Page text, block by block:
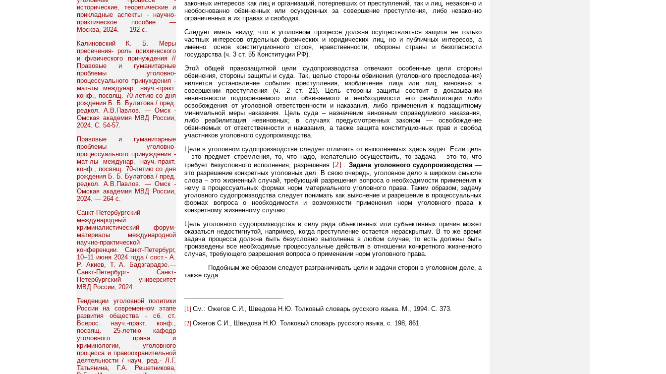
исторические, теоретические и
прикладные аспекты - научно-
практическое пособие —
Москва, 2024. — 192 с.
Калиновский К. Б. Меры
пресечения- роль психического
и физического принуждения //
Правовые и гуманитарные
проблемы уголовно-
процессуального принуждения -
мат-лы междунар. науч.-практ.
конф., посвящ. 70-летию со дня
рождения Б. Б. Булатова / пред.
редкол. А.В.Павлов. — Омск -
Омская академия МВД России,
2024. С. 54-57.
Правовые и гуманитарные
проблемы уголовно-
процессуального принуждения -
мат-лы междунар. науч.-практ.
конф., посвящ. 70-летию со дня
рождения Б. Б. Булатова / пред.
редкол. А.В.Павлов. — Омск -
Омская академия МВД России,
2024. — 264 с.
Санкт-Петербургский
международный
криминалистический форум-
материалы международной
научно-практической
конференции. Санкт-Петербург,
10–11 июня 2024 года / сост.- А.
Р. Акиев, Т. А. Бадзгарадзе.—
Санкт-Петербург- Санкт-
Петербургский университет
МВД России, 2024.
Тенденции уголовной политики
России на современном этапе
развития общества - сб. ст.
Всерос. науч.-практ. конф.,
посвящ. 25-летию кафедр
уголовного права и
криминологии, уголовного
процесса и правоохранительной
деятельности / науч. ред.- Л.Г.
Татьянина, Г.А. Решетникова,
законных интересов как лиц и организаций, потерпевших от преступлений, так и лиц, незаконно и
необоснованно обвиненных или осужденных за совершение преступления, либо незаконно
ограниченных в их правах и свободах.
Следует иметь ввиду, что в уголовном процессе должна осуществляться защита не только
частных интересов отдельных физических и юридических лиц, но и публичных интересов, а
именно: основ конституционного строя, нравственности, обороны страны и безопасности
государства (ч. 3 ст. 55 Конституции РФ).
Этой общей правозащитной цели судопроизводства отвечают особенные цели стороны
обвинения, стороны защиты и суда. Так, целью стороны обвинения (уголовного преследования)
является установление события преступления, изобличение лица или лиц, виновных в
совершении преступления (ч. 2 ст. 21). Цель стороны защиты состоит в доказывании
невиновности подозреваемого или обвиняемого и необходимости его реабилитации либо
освобождения от уголовной ответственности и наказания, либо применения к подзащитному
минимальной меры наказания. Цель суда – назначение виновным справедливого наказания,
либо реабилитация невиновных; в случаях предусмотренных законом — освобождение
обвиняемых от ответственности и наказания, а также защита конституционных прав и свобод
участников уголовного судопроизводства.
Цели в уголовном судопроизводстве следует отличать от выполняемых здесь задач. Если цель
– это предмет стремления, то, что надо, желательно осуществить, то задача – это то, что
требует безусловного исполнения, разрешения [2] .Задача уголовного судопроизводства—
это разрешение конкретных уголовных дел. В свою очередь, уголовное дело в широком смысле
слова – это жизненный случай, требующий разрешения вопроса о необходимости применения к
нему в процессуальных формах норм материального уголовного права. Таким образом, задачу
уголовного судопроизводства следует понимать как выяснение и разрешение в процессуальных
формах вопроса о необходимости и возможности применения норм уголовного права к
конкретному жизненному случаю.
Цель уголовного судопроизводства в силу ряда объективных или субъективных причин может
оказаться недостигнутой, например, когда преступление остается нераскрытым. В то же время
задача процесса должна быть безусловно выполнена в любом случае, то есть должны быть
произведены все необходимые процессуальные действия в отношении конкретного жизненного
случая, требующего разрешения вопроса о применении норм уголовного права.
Подобным же образом следует разграничивать цели и задачи сторон в уголовном деле, а
также суда.
[1] См.: Ожегов С.И., Шведова Н.Ю. Толковый словарь русского языка. М., 1994. С. 373.
[2] Ожегов С.И., Шведова Н.Ю. Толковый словарь русского языка, с. 198, 861.